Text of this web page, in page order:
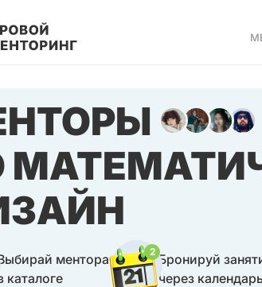
ментора
каталоге
2 Бронируй
через